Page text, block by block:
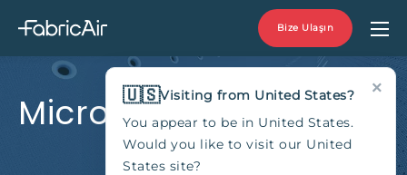
Bize Ulaşın
MicroFlow
×
🇺🇸Visiting from United States?
You appear to be in United States.
Would you like to visit our United
States site?